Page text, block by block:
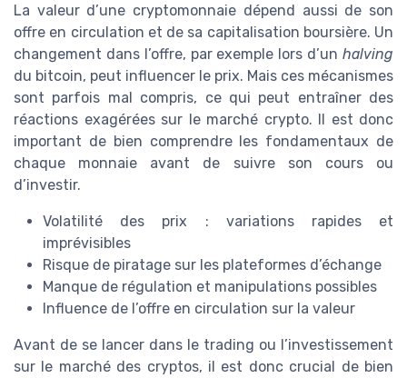
La valeur d’une cryptomonnaie dépend aussi de son
offre en circulation et de sa capitalisation boursière. Un
changement dans l’offre, par exemple lors d’un halving
du bitcoin, peut influencer le prix. Mais ces mécanismes
sont parfois mal compris, ce qui peut entraîner des
réactions exagérées sur le marché crypto. Il est donc
important de bien comprendre les fondamentaux de
chaque monnaie avant de suivre son cours ou
d’investir.
Volatilité des prix : variations rapides et
imprévisibles
Risque de piratage sur les plateformes d’échange
Manque de régulation et manipulations possibles
Influence de l’offre en circulation sur la valeur
Avant de se lancer dans le trading ou l’investissement
sur le marché des cryptos, il est donc crucial de bien